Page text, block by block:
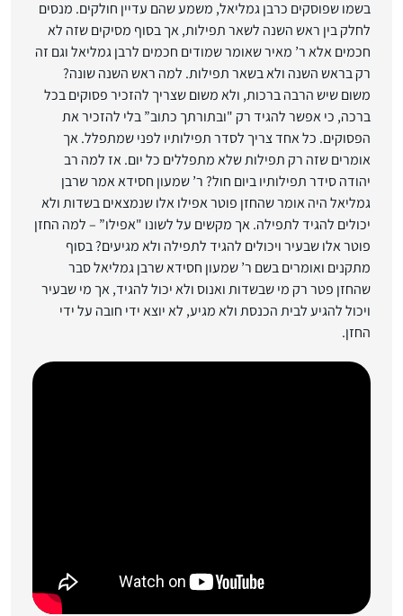
בשמו שפוסקים כרבן גמליאל, משמע שהם עדיין חולקים. מנסים
לחלק בין ראש השנה לשאר תפילות, אך בסוף מסיקים שזה לא
חכמים אלא ר’ מאיר שאומר שמודים חכמים לרבן גמליאל וגם זה
רק בראש השנה ולא בשאר תפילות. למה ראש השנה שונה?
משום שיש הרבה ברכות, ולא משום שצריך להזכיר פסוקים בכל
ברכה, כי אפשר להגיד רק "ובתורתך כתוב” בלי להזכיר את
הפסוקים. כל אחד צריך לסדר תפילותיו לפני שמתפלל. אך
אומרים שזה רק תפילות שלא מתפללים כל יום. אז למה רב
יהודה סידר תפילותיו ביום חול? ר’ שמעון חסידא אמר שרבן
גמליאל היה אומר שהחזן פוטר אפילו אלו שנמצאים בשדות ולא
יכולים להגיד לתפילה. אך מקשים על לשונו "אפילו” – למה החזן
פוטר אלו שבעיר ויכולים להגיד לתפילה ולא מגיעים? בסוף
מתקנים ואומרים בשם ר’ שמעון חסידא שרבן גמליאל סבר
שהחזן פטר רק מי שבשדות ואנוס ולא יכול להגיד, אך מי שבעיר
ויכול להגיע לבית הכנסת ולא מגיע, לא יוצא ידי חובה על ידי
החזן.